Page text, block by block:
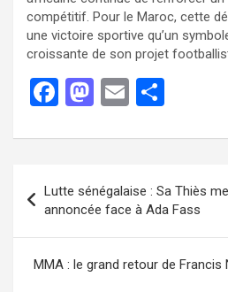
compétitif. Pour le Maroc, cette
une victoire sportive qu’un
croissante de son projet
F
ce
o
o
k
M
st
o
d
o
n
E
ail ta
g
er
Lutte sénégalaise : Sa Thiès
annoncée face à Ada Fass
MMA : le grand retour de